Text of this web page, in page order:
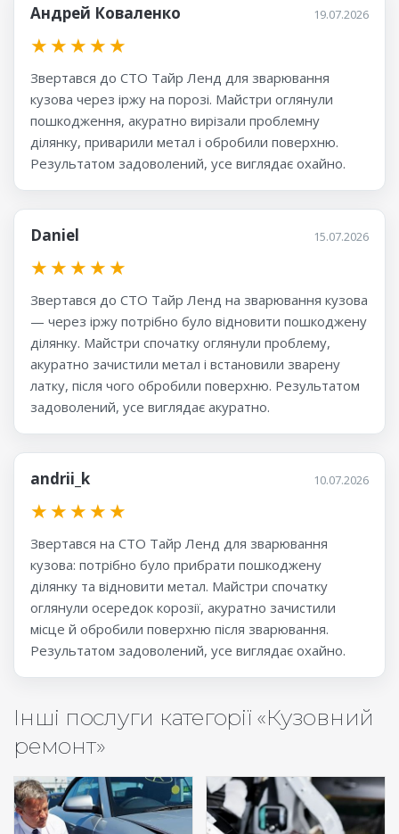
Андрей Коваленко 19.07.2026
★★★★★
Звертався до СТО Тайр Ленд для зварювання
кузова через іржу на порозі. Майстри оглянули
пошкодження, акуратно вирізали проблемну
ділянку, приварили метал і обробили поверхню.
Результатом задоволений, усе виглядає охайно.
Daniel 15.07.2026
★★★★★
Звертався до СТО Тайр Ленд на зварювання кузова
— через іржу потрібно було відновити пошкоджену
ділянку. Майстри спочатку оглянули проблему,
акуратно зачистили метал і встановили зварену
латку, після чого обробили поверхню. Результатом
задоволений, усе виглядає акуратно.
andrii_k 10.07.2026
★★★★★
Звертався на СТО Тайр Ленд для зварювання
кузова: потрібно було прибрати пошкоджену
ділянку та відновити метал. Майстри спочатку
оглянули осередок корозії, акуратно зачистили
місце й обробили поверхню після зварювання.
Результатом задоволений, усе виглядає охайно.
Інші послуги категорії «Кузовний
ремонт»